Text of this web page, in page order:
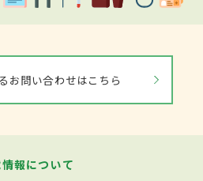
お問い合わせはこちら
報について